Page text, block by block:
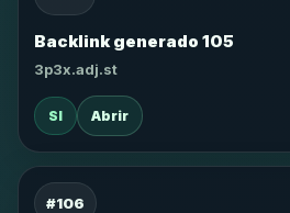
Backlink generado 105
3p3x.adj.st
SI Abrir
#106